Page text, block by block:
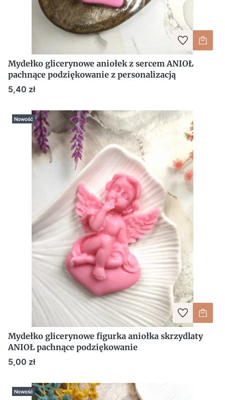
Mydełko glicerynowe aniołek z sercem ANIOŁ
pachnące podziękowanie z personalizacją
Cena
5,40 zł
Nowość
Mydełko glicerynowe figurka aniołka skrzydlaty
ANIOŁ pachnące podziękowanie
Cena
5,00 zł
Nowość